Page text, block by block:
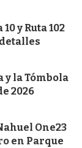
y Ruta 102
y la Tómbola
2026
One23
en Parque